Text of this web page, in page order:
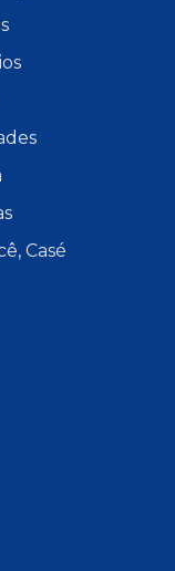
Casé